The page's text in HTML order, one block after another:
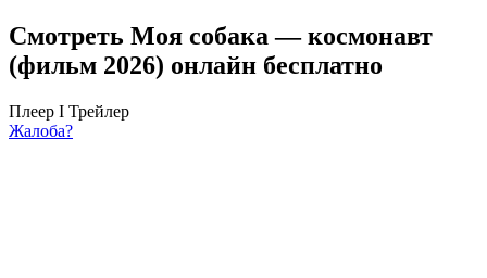
Смотреть Моя собака — космонавт
(фильм 2026) онлайн бесплатно
Плеер I Трейлер
Жалоба?